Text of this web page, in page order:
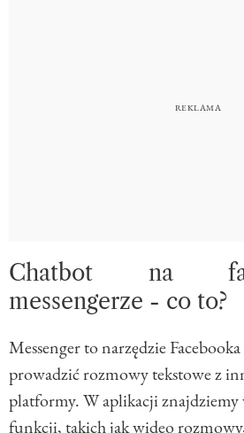
Chatbot na
messengerze - co to?
Messenger to narzędzie
prowadzić rozmowy tekstowe z
platformy. W aplikacji znajdziemy
funkcji, takich jak wideo